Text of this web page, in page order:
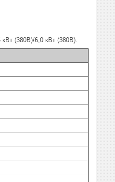
(380В)/6,0 кВт (380В).